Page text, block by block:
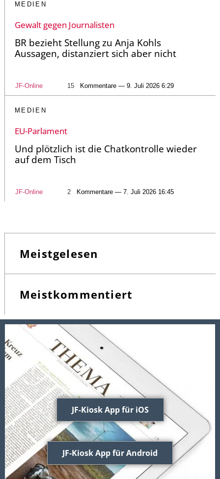
MEDIEN
Gewalt gegen Journalisten
BR bezieht Stellung zu Anja Kohls
Aussagen, distanziert sich aber nicht
JF-Online 15 Kommentare — 9. Juli 2026 6:29
MEDIEN
EU-Parlament
Und plötzlich ist die Chatkontrolle wieder
auf dem Tisch
JF-Online 2 Kommentare — 7. Juli 2026 16:45
Meistgelesen
Meistkommentiert
JF-Kiosk App für iOS
JF-Kiosk App für Android